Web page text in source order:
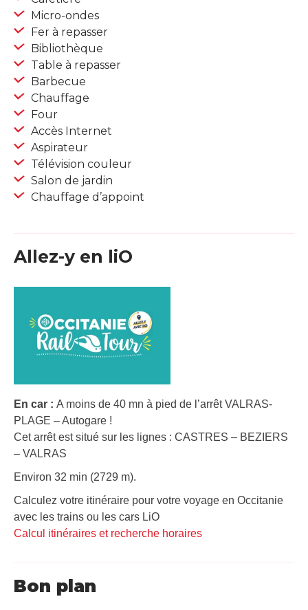
Micro-ondes
Fer à repasser
Bibliothèque
Table à repasser
Barbecue
Chauffage
Four
Accès Internet
Aspirateur
Télévision couleur
Salon de jardin
Chauffage d’appoint
Allez-y en liO
En car : A moins de 40 mn à pied de l’arrêt VALRAS-
PLAGE – Autogare !
Cet arrêt est situé sur les lignes : CASTRES – BEZIERS
– VALRAS
Environ 32 min (2729 m).
Calculez votre itinéraire pour votre voyage en Occitanie
avec les trains ou les cars LiO
Calcul itinéraires et recherche horaires
Bon plan